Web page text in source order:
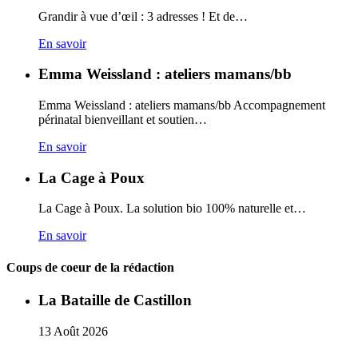
Grandir à vue d’œil : 3 adresses ! Et de…
En savoir
Emma Weissland : ateliers mamans/bb
Emma Weissland : ateliers mamans/bb Accompagnement
périnatal bienveillant et soutien…
En savoir
La Cage à Poux
La Cage à Poux. La solution bio 100% naturelle et…
En savoir
Coups de coeur de la rédaction
La Bataille de Castillon
13 Août 2026